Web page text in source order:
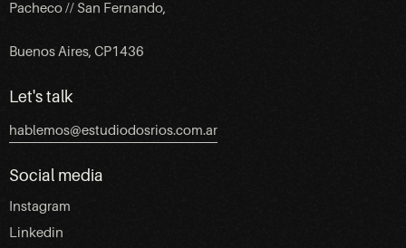
Pacheco // San Fernando,
Buenos Aires, CP1436
Let's talk
hablemos@estudiodosrios.com.ar
Social media
Instagram
Linkedin